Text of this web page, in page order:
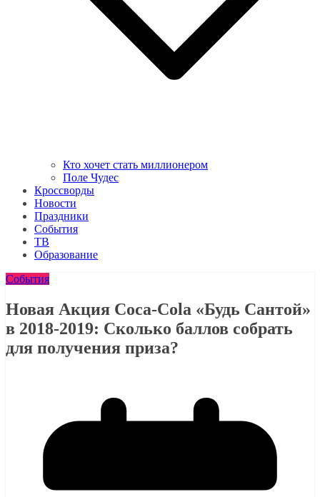
Кто хочет стать миллионером
Поле Чудес
Кроссворды
Новости
Праздники
События
ТВ
Образование
События
Новая Акция Coca-Cola «Будь Сантой»
в 2018-2019: Сколько баллов собрать
для получения приза?